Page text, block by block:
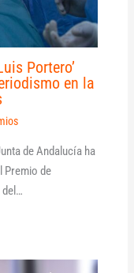
Portero’
en la
de Andalucía ha
Premio de
del…